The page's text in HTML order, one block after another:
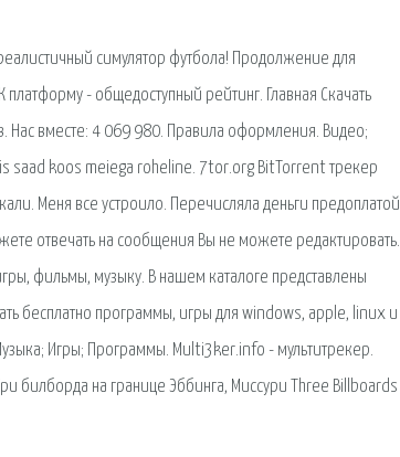
симулятор футбола! Продолжение для
- общедоступный рейтинг. Главная Скачать
Нас вместе: 4 069 980. Правила оформления. Видео;
saad koos meiega roheline. 7tor.org BitTorrent трекер
Меня все устроило. Перечисляла деньги предоплатой
отвечать на сообщения Вы не можете редактировать.
фильмы, музыку. В нашем каталоге представлены
бесплатно программы, игры для windows, apple, linux и
Игры; Программы. Multi3ker.info - мультитрекер.
билборда на границе Эббинга, Миссури Three Billboards